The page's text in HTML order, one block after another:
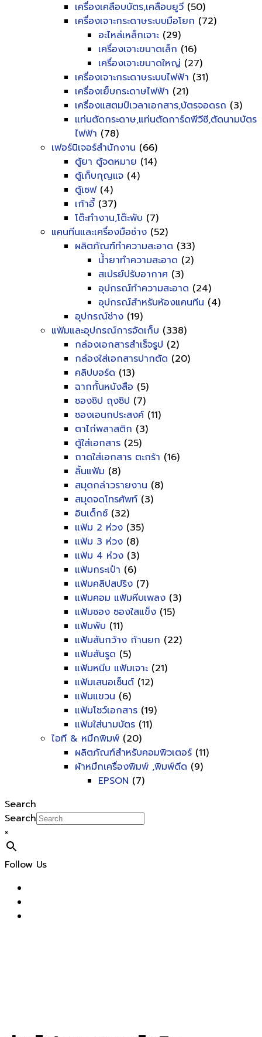
เครื่องเคลือบบัตร,เคลือบยูวี (50)
เครื่องเจาะกระดาษระบบมือโยก (72)
อะไหล่เหล็กเจาะ (29)
เครื่องเจาะขนาดเล็ก (16)
เครื่องเจาะขนาดใหญ่ (27)
เครื่องเจาะกระดาษระบบไฟฟ้า (31)
เครื่องเย็บกระดาษไฟฟ้า (21)
เครื่องแสตมป์เวลาเอกสาร,บัตรจอดรถ (3)
แท่นตัดกระดาษ,แท่นตัดการ์ดพีวีซี,ตัดนามบัตร
ไฟฟ้า (78)
เฟอร์นิเจอร์สำนักงาน (66)
ตู้ยา ตู้จดหมาย (14)
ตู้เก็บกุญแจ (4)
ตู้เซฟ(4)
เก้าอี้ (37)
โต๊ะทำงาน,โต๊ะพับ (7)
แคนทีนและเครื่องมือช่าง (52)
ผลิตภัณฑ์ทำความสะอาด (33)
น้ำยาทำความสะอาด (2)
สเปรย์ปรับอากาศ (3)
อุปกรณ์ทำความสะอาด (24)
อุปกรณ์สำหรับห้องแคนทีน (4)
อุปกรณ์ช่าง (19)
แฟ้มและอุปกรณ์การจัดเก็บ (338)
กล่องเอกสารสำเร็จรูป (2)
กล่องใส่เอกสารปากตัด (20)
คลิปบอร์ด (13)
ฉากกั้นหนังสือ (5)
ซองซิป ถุงซิป (7)
ซองเอนกประสงค์ (11)
ตาไก่พลาสติก (3)
ตู้ใส่เอกสาร (25)
ถาดใส่เอกสาร ตะกร้า (16)
ลิ้นแฟ้ม (8)
สมุดกล่าวรายงาน (8)
สมุดจดโทรศัพท์ (3)
อินเด็กซ์ (32)
แฟ้ม 2 ห่วง (35)
แฟ้ม 3 ห่วง (8)
แฟ้ม 4 ห่วง (3)
แฟ้มกระเป๋า (6)
แฟ้มคลิปสปริง (7)
แฟ้มคอม แฟ้มหีบเพลง (3)
แฟ้มซอง ซองใสแข็ง (15)
แฟ้มพับ (11)
แฟ้มสันกว้าง ก้านยก (22)
แฟ้มสันรูด (5)
แฟ้มหนีบ แฟ้มเจาะ (21)
แฟ้มเสนอเซ็นต์ (12)
แฟ้มแขวน (6)
แฟ้มโชว์เอกสาร (19)
แฟ้มใส่นามบัตร (11)
ไอที & หมึกพิมพ์ (20)
ผลิตภัณฑ์สำหรับคอมพิวเตอร์ (11)
ผ้าหมึกเครื่องพิมพ์ ,พิมพ์ดีด (9)
EPSON (7)
Search
Search
×
Follow Us